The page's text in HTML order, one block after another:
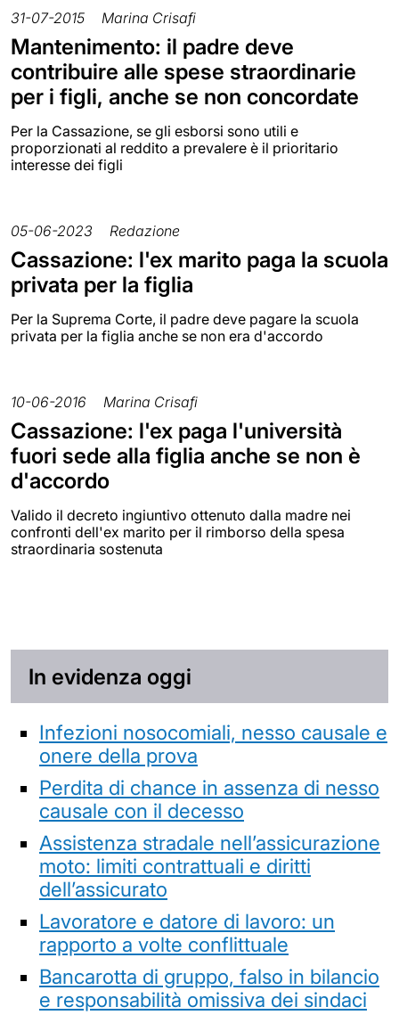
31-07-2015 Marina Crisafi
Mantenimento: il padre deve
contribuire alle spese straordinarie
per i figli, anche se non concordate
Per la Cassazione, se gli esborsi sono utili e
proporzionati al reddito a prevalere è il prioritario
interesse dei figli
05-06-2023 Redazione
Cassazione: l'ex marito paga la scuola
privata per la figlia
Per la Suprema Corte, il padre deve pagare la scuola
privata per la figlia anche se non era d'accordo
10-06-2016 Marina Crisafi
Cassazione: l'ex paga l'università
fuori sede alla figlia anche se non è
d'accordo
Valido il decreto ingiuntivo ottenuto dalla madre nei
confronti dell'ex marito per il rimborso della spesa
straordinaria sostenuta
In evidenza oggi
Infezioni nosocomiali, nesso causale e
onere della prova
Perdita di chance in assenza di nesso
causale con il decesso
Assistenza stradale nell’assicurazione
moto: limiti contrattuali e diritti
dell’assicurato
Lavoratore e datore di lavoro: un
rapporto a volte conflittuale
Bancarotta di gruppo, falso in bilancio
e responsabilità omissiva dei sindaci